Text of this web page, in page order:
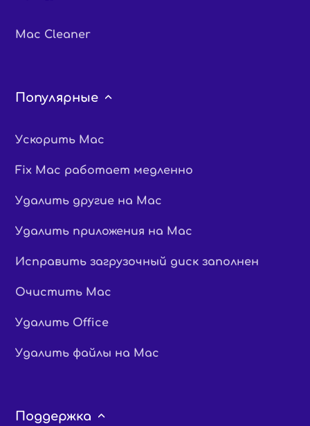
Mac Cleaner
Популярные
Ускорить Mac
Fix Mac работает медленно
Удалить другие на Mac
Удалить приложения на Mac
Исправить загрузочный диск заполнен
Очистить Mac
Удалить Office
Удалить файлы на Mac
Поддержка